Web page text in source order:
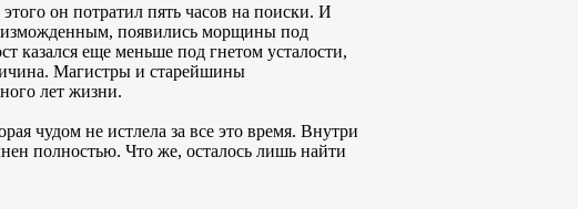
он потратил пять часов на поиски. И
изможденным, появились морщины под
казался еще меньше под гнетом усталости,
Магистры и старейшины
лет жизни.
чудом не истлела за все это время. Внутри
полностью. Что же, осталось лишь найти